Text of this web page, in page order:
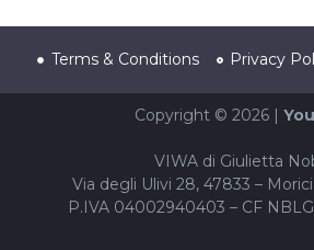
Terms & Conditions Privacy
Copyright © 2026 |
VIWA di Giulietta
Via degli Ulivi 28, 47833 –
P.IVA 04002940403 – CF